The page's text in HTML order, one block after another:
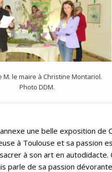
M. le maire à Christine Montariol.
Photo DDM.
une belle exposition de
à Toulouse et sa passion
à son art en autodidacte.
parle de sa passion